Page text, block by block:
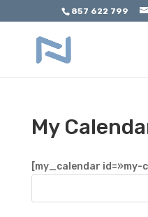
Abrir barra de herramientas
857 622 799
My
[my_calendar id=»my-